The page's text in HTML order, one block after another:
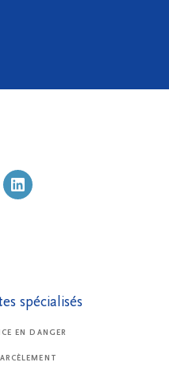
spécialisés
EN DANGER